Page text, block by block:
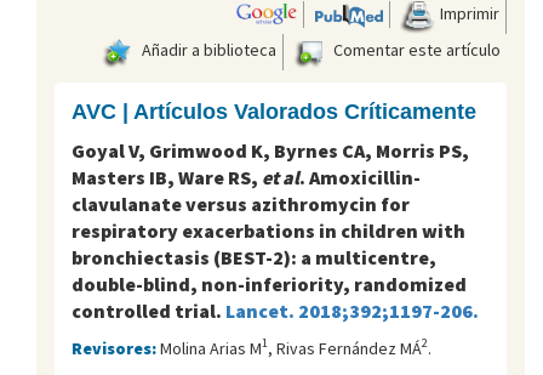
Imprimir
Añadir a biblioteca
Comentar este artículo
AVC | Artículos Valorados Críticamente
Goyal V, Grimwood K, Byrnes CA, Morris PS,
Masters IB, Ware RS, et al. Amoxicillin-
clavulanate versus azithromycin for
respiratory exacerbations in children with
bronchiectasis (BEST-2): a multicentre,
double-blind, non-inferiority, randomized
controlled trial. Lancet. 2018;392;1197-206.
Revisores:Molina Arias M1, Rivas Fernández MÁ2.